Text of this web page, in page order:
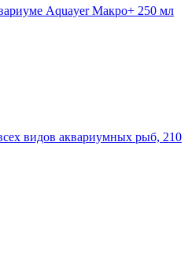
Aquayer Макро+ 250 мл
видов аквариумных рыб, 210